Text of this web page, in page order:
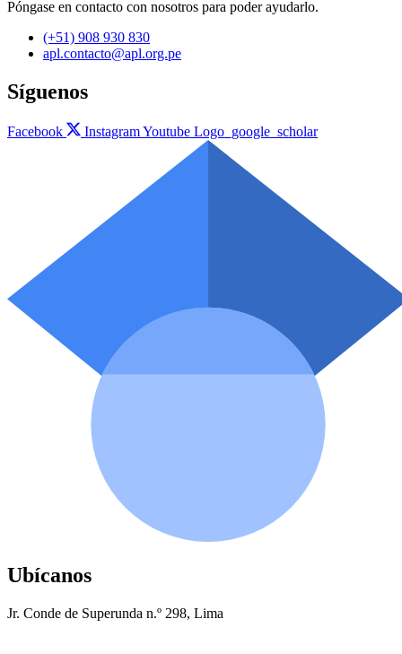
Póngase en contacto con nosotros para poder ayudarlo.
(+51) 908 930 830
apl.contacto@apl.org.pe
Síguenos
Facebook InstagramYoutube Logo_google_scholar
Ubícanos
Jr. Conde de Superunda n.º 298, Lima